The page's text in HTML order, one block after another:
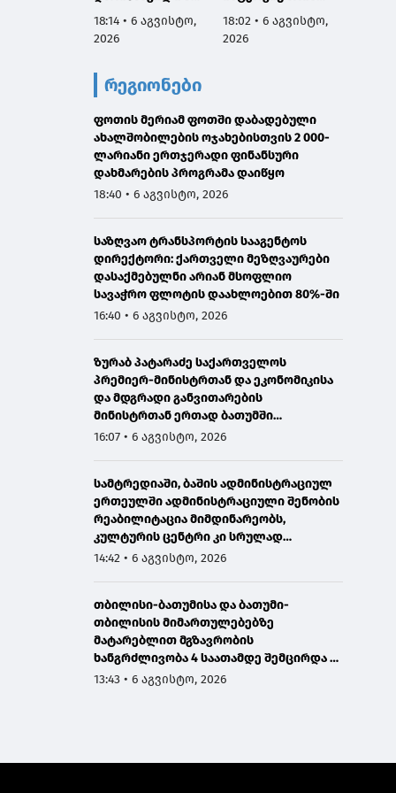
აგვისტოს
ნამდვილად
რამდენიმე კვირით
ადრე დაგეგმილ
გამოკვლევაზე
18:14 • 6 აგვისტო,
2026
სამარცხვინო
სადაც აფხაზებს
18:02 • 6 აგვისტო,
2026
რეგიონები
ფოთის მერიამ ფოთში დაბადებული
ახალშობილების ოჯახებისთვის 2 000-
ლარიანი ერთჯერადი ფინანსური
დახმარების პროგრამა დაიწყო
18:40 • 6 აგვისტო, 2026
საზღვაო ტრანსპორტის სააგენტოს
დირექტორი: ქართველი მეზღვაურები
დასაქმებულნი არიან მსოფლიო
სავაჭრო ფლოტის დაახლოებით 80%-ში
16:40 • 6 აგვისტო, 2026
ზურაბ პატარაძე საქართველოს
პრემიერ-მინისტრთან და ეკონომიკისა
და მდგრადი განვითარების
მინისტრთან ერთად ბათუმში
მნიშვნელოვან ინფრასტრუქტურულ
16:07 • 6 აგვისტო, 2026
სამტრედიაში, ბაშის ადმინისტრაციულ
ერთეულში ადმინისტრაციული შენობის
რეაბილიტაცია მიმდინარეობს,
კულტურის ცენტრი კი სრულად
განახლდა
14:42 • 6 აგვისტო, 2026
თბილისი-ბათუმისა და ბათუმი-
თბილისის მიმართულებებზე
მატარებლით მგზავრობის
ხანგრძლივობა 4 საათამდე შემცირდა -
თბილისი-ბათუმი-თბილისის
13:43 • 6 აგვისტო, 2026